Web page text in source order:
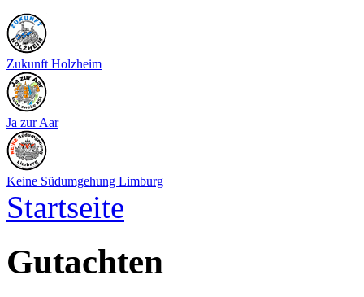
Zukunft Holzheim
Ja zur Aar
Keine Südumgehung Limburg
Startseite
Gutachten